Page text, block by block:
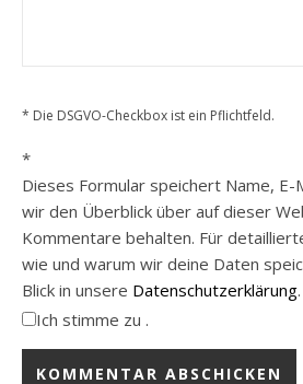
* Die DSGVO-Checkbox ist ein Pflichtfeld.
*
Dieses Formular speichert Name, E-
wir den Überblick über auf dieser
Kommentare behalten. Für
wie und warum wir deine Daten
Blick in unsere Datenschutzerklärung.
Ich stimme zu .